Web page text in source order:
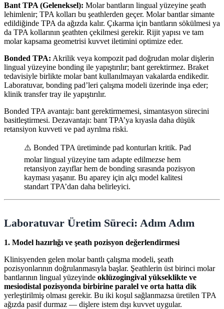
Bant TPA (Geleneksel): Molar bantların lingual yüzeyine şeath
lehimlenir; TPA kolları bu şeathlerden geçer. Molar bantlar simante
edildiğinde TPA da ağızda kalır. Çıkarma için bantların sökülmesi ya
da TPA kollarının şeathten çekilmesi gerekir. Rijit yapısı ve tam
molar kapsama geometrisi kuvvet iletimini optimize eder.
Bonded TPA: Akrilik veya kompozit pad doğrudan molar dişlerin
lingual yüzeyine bonding ile yapıştırılır; bant gerektirmez. Braket
tedavisiyle birlikte molar bant kullanılmayan vakalarda endikedir.
Laboratuvar, bonding pad’leri çalışma modeli üzerinde inşa eder;
klinik transfer tray ile yapıştırılır.
Bonded TPA avantajı: bant gerektirmemesi, simantasyon sürecini
basitleştirmesi. Dezavantajı: bant TPA’ya kıyasla daha düşük
retansiyon kuvveti ve pad ayrılma riski.
⚠️ Bonded TPA üretiminde pad konturları kritik. Pad
molar lingual yüzeyine tam adapte edilmezse hem
retansiyon zayıflar hem de bonding sırasında pozisyon
kayması yaşanır. Bu aparey için alçı model kalitesi
standart TPA’dan daha belirleyici.
Laboratuvar Üretim Süreci: Adım Adım
1. Model hazırlığı ve şeath pozisyon değerlendirmesi
Klinisyenden gelen molar bantlı çalışma modeli, şeath
pozisyonlarının doğrulanmasıyla başlar. Şeathlerin üst birinci molar
bantlarının lingual yüzeyinde oklüzogingival yükseklikte ve
mesiodistal pozisyonda birbirine paralel ve orta hatta dik
yerleştirilmiş olması gerekir. Bu iki koşul sağlanmazsa üretilen TPA
ağızda pasif durmaz — dişlere istem dışı kuvvet uygular.